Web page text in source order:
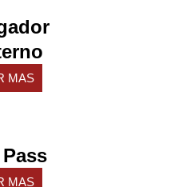
MAS
MAS